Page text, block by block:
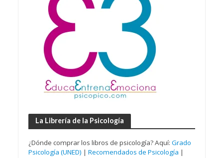
La Librería de la Psicología
¿Dónde comprar los libros de psicología? Aquí: Grado
Psicología (UNED) | Recomendados de Psicología |